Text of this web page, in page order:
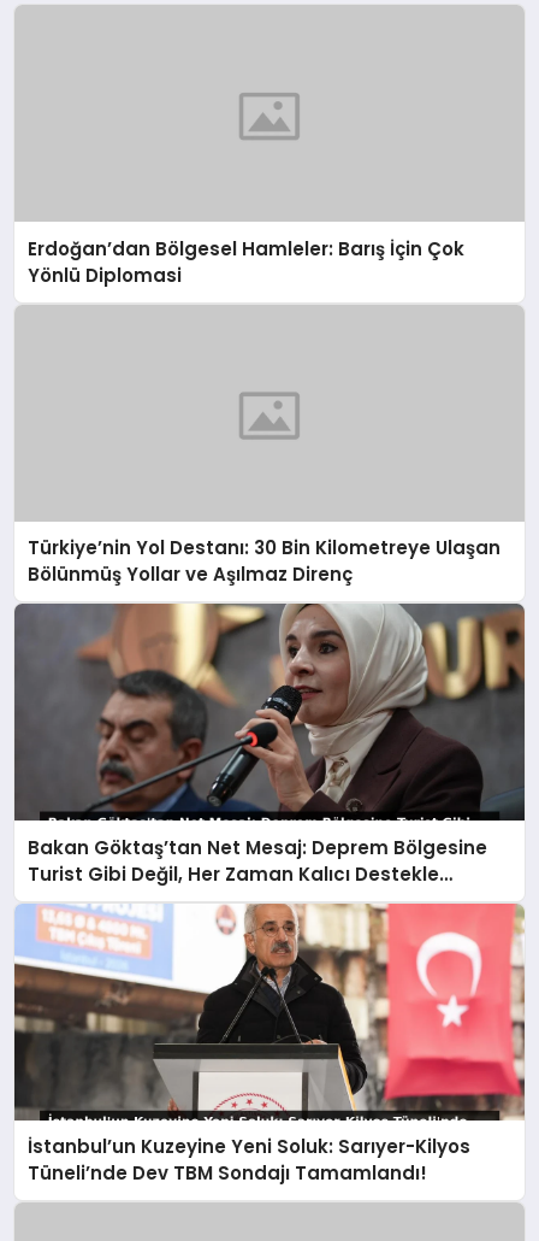
Erdoğan’dan Bölgesel Hamleler: Barış İçin Çok
Yönlü Diplomasi
Türkiye’nin Yol Destanı: 30 Bin Kilometreye Ulaşan
Bölünmüş Yollar ve Aşılmaz Direnç
Bakan Göktaş’tan Net Mesaj: Deprem Bölgesine
Turist Gibi Değil, Her Zaman Kalıcı Destekle
Gidiyoruz!
İstanbul’un Kuzeyine Yeni Soluk: Sarıyer-Kilyos
Tüneli’nde Dev TBM Sondajı Tamamlandı!